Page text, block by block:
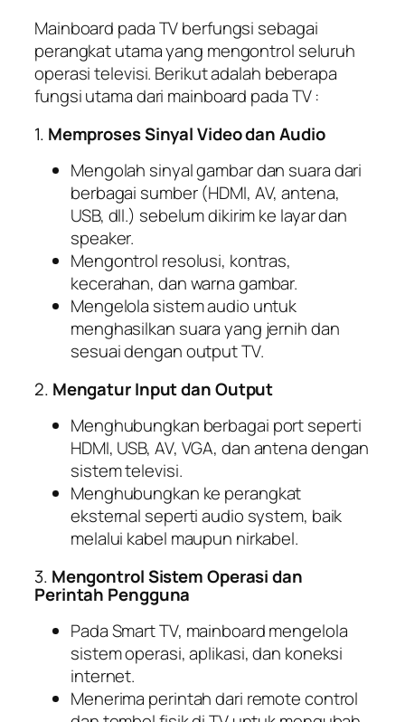
Mainboard pada TV berfungsi sebagai
perangkat utama yang mengontrol seluruh
operasi televisi. Berikut adalah beberapa
fungsi utama dari mainboard pada TV :
1. Memproses Sinyal Video dan Audio
Mengolah sinyal gambar dan suara dari
berbagai sumber (HDMI, AV, antena,
USB, dll.) sebelum dikirim ke layar dan
speaker.
Mengontrol resolusi, kontras,
kecerahan, dan warna gambar.
Mengelola sistem audio untuk
menghasilkan suara yang jernih dan
sesuai dengan output TV.
2. Mengatur Input dan Output
Menghubungkan berbagai port seperti
HDMI, USB, AV, VGA, dan antena dengan
sistem televisi.
Menghubungkan ke perangkat
eksternal seperti audio system, baik
melalui kabel maupun nirkabel.
3. Mengontrol Sistem Operasi dan
Perintah Pengguna
Pada Smart TV, mainboard mengelola
sistem operasi, aplikasi, dan koneksi
internet.
Menerima perintah dari remote control